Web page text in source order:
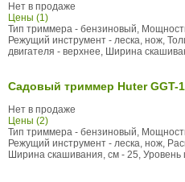
Нет в продаже
Цены (1)
Тип триммера - бензиновый,
Режущий инструмент - леска, нож,
двигателя - верхнее, Ширина
Садовый триммер Huter GGT-
Нет в продаже
Цены (2)
Тип триммера - бензиновый,
Режущий инструмент - леска, нож,
Ширина скашивания, см - 25,